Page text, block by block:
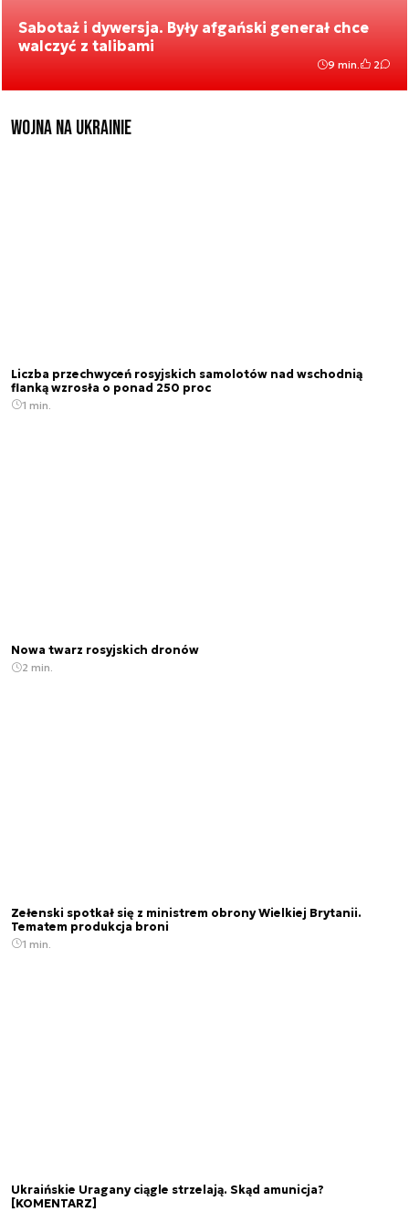
Sabotaż i dywersja. Były afgański generał chce
walczyć z talibami
9 min. 2
Wojna na Ukrainie
Liczba przechwyceń rosyjskich samolotów nad wschodnią
flanką wzrosła o ponad 250 proc
1 min.
Nowa twarz rosyjskich dronów
2 min.
Zełenski spotkał się z ministrem obrony Wielkiej Brytanii.
Tematem produkcja broni
1 min.
Ukraińskie Uragany ciągle strzelają. Skąd amunicja?
[KOMENTARZ]